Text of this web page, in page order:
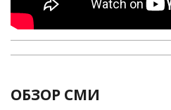
ОБЗОР СМИ